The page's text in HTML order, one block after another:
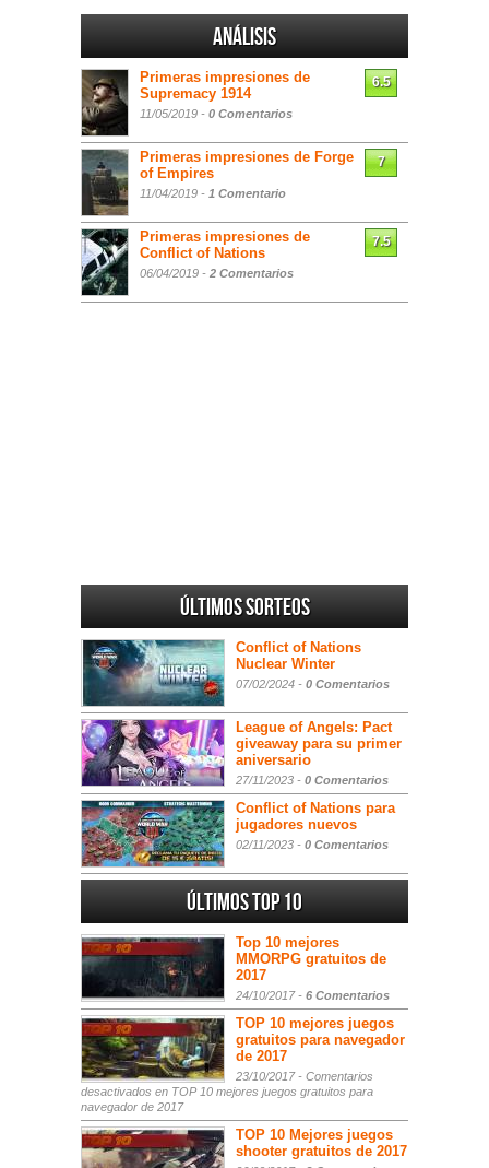
Análisis
Primeras impresiones de
Supremacy 1914
11/05/2019 - 0 Comentarios
6.5
Primeras impresiones de Forge
of Empires
11/04/2019 - 1 Comentario
7
Primeras impresiones de
Conflict of Nations
06/04/2019 - 2 Comentarios
7.5
Últimos sorteos
Conflict of Nations
Nuclear Winter
07/02/2024 - 0 Comentarios
League of Angels: Pact
giveaway para su primer
aniversario
27/11/2023 - 0 Comentarios
Conflict of Nations para
jugadores nuevos
02/11/2023 - 0 Comentarios
Últimos Top 10
Top 10 mejores
MMORPG gratuitos de
2017
24/10/2017 - 6 Comentarios
TOP 10 mejores juegos
gratuitos para navegador
de 2017
23/10/2017 - Comentarios
desactivados en TOP 10 mejores juegos gratuitos para
navegador de 2017
TOP 10 Mejores juegos
shooter gratuitos de 2017